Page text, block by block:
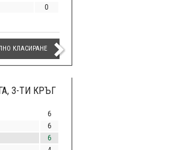
0
КЛАСИРАНЕ
3-ТИ КРЪГ
6
6
6